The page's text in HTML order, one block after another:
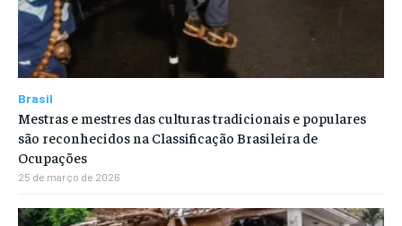
Brasil
Mestras e mestres das culturas tradicionais e populares
são reconhecidos na Classificação Brasileira de
Ocupações
25 de março de 2026